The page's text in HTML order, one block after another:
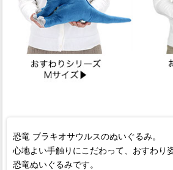
恐竜 ブラキオサウルスのぬいぐるみ。
心地よい手触りにこだわって、おすわり
恐竜ぬいぐるみです。